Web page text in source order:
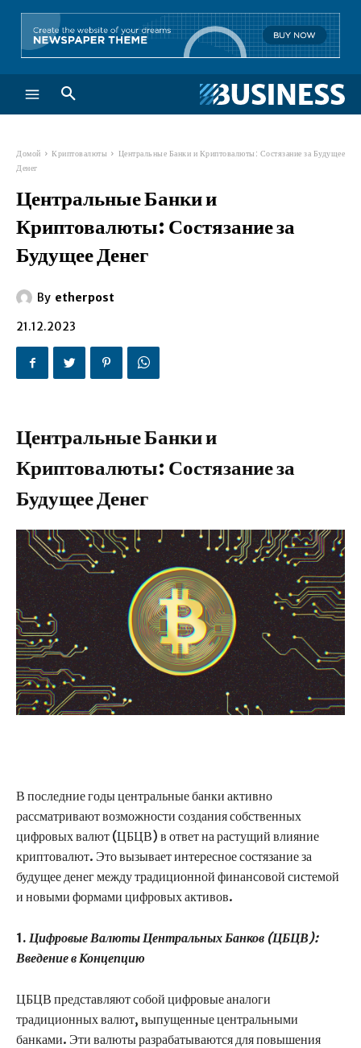
Домой Криптовалюты
Центральные Банки и Криптовалюты: Состязание за Будущее
Денег
Центральные Банки и
Криптовалюты: Состязание за
Будущее Денег
By etherpost
21.12.2023
Центральные Банки и
Криптовалюты: Состязание за
Будущее Денег
В последние годы центральные банки активно
рассматривают возможности создания собственных
цифровых валют (ЦБЦВ) в ответ на растущий влияние
криптовалют. Это вызывает интересное состязание за
будущее денег между традиционной финансовой системой
и новыми формами цифровых активов.
1. Цифровые Валюты Центральных Банков (ЦБЦВ):
Введение в Концепцию
ЦБЦВ представляют собой цифровые аналоги
традиционных валют, выпущенные центральными
банками. Эти валюты разрабатываются для повышения